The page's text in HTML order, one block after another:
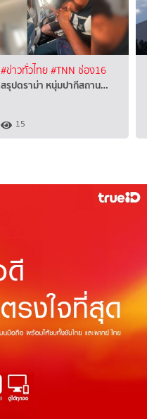
#ข่าวทั่วไทย#TNN ช่อง16
สรุปดราม่า หนุ่มปากีสถาน…
15